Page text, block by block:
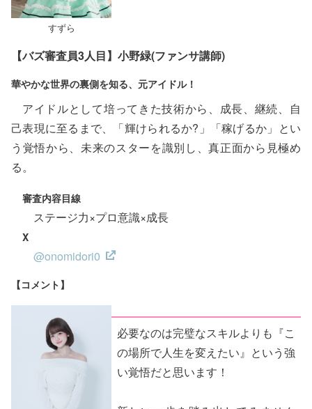
すずら
【バズ審査員3人目】小野緑(ファンサ講師)
華やかな世界の裏側を知る、元アイドル！
アイドルとして培ってきた技術から、成長、継続、自
己表現に至るまで、「輝けられるか?」「稼げるか」とい
う覚悟から、未来のスターを識別し、真正面から見極め
る。
審査内容目線
ステージ力×プロ意識×成長
X
@onomidori0
【コメント】
必要なのは完璧なスキルよりも『こ
の場所で人生を変えたい』という強
い覚悟だと思います！